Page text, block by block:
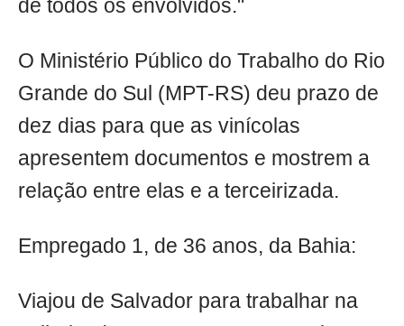
de todos os envolvidos."
O Ministério Público do Trabalho do Rio
Grande do Sul (MPT-RS) deu prazo de
dez dias para que as vinícolas
apresentem documentos e mostrem a
relação entre elas e a terceirizada.
Empregado 1, de 36 anos, da Bahia:
Viajou de Salvador para trabalhar na